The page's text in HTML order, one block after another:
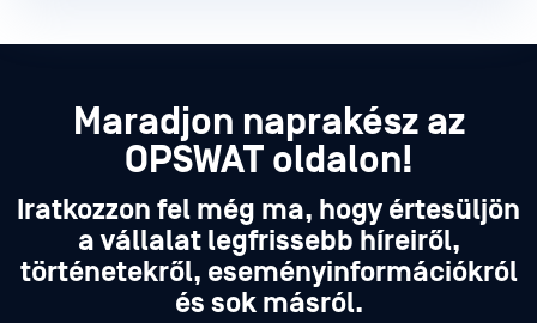
Maradjon naprakész az
OPSWAT oldalon!
Iratkozzon fel még ma, hogy értesüljön
a vállalat legfrissebb híreiről,
történetekről, eseményinformációkról
és sok másról.